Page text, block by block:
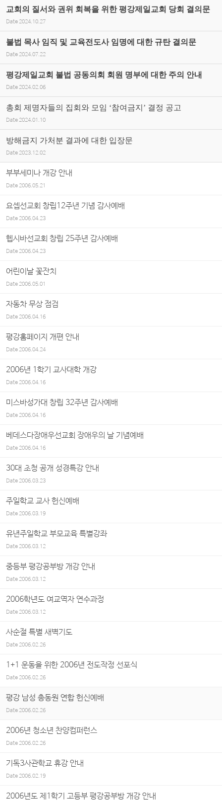
교회의 질서와 권위 회복을 위한 평강제일교회 당회 결의문
Date 2024.10.27
불법 목사 임직 및 교육전도사 임명에 대한 규탄 결의문
Date 2024.07.22
평강제일교회 불법 공동의회 회원 명부에 대한 주의 안내
Date 2024.02.06
총회 제명자들의 집회와 모임 ‘참여금지’ 결정 공고
Date 2024.01.10
방해금지 가처분 결과에 대한 입장문
Date 2023.12.02
부부세미나 개강 안내
Date2006.05.21
요셉선교회 창립12주년 기념 감사예배
Date2006.04.23
헵시바선교회 창립 25주년 감사예배
Date2006.04.23
어린이날 꽃잔치
Date2006.05.01
자동차 무상 점검
Date2006.04.16
평강홈페이지 개편 안내
Date2006.04.24
2006년 1학기 교사대학 개강
Date2006.04.16
미스바성가대 창립 32주년 감사예배
Date2006.04.16
베데스다장애우선교회 장애우의 날 기념예배
Date2006.04.16
30대 초청 공개 성경특강 안내
Date2006.03.23
주일학교 교사 헌신예배
Date2006.03.19
유년주일학교 부모교육 특별강좌
Date2006.03.12
중등부 평강공부방 개강 안내
Date2006.03.12
2006학년도 여교역자 연수과정
Date2006.03.12
사순절 특별 새벽기도
Date2006.02.26
1+1 운동을 위한 2006년 전도작정 선포식
Date2006.02.26
평강 남성 총동원 연합 헌신예배
Date 2006.02.26
2006년 청소년 찬양컴퍼런스
Date2006.02.26
기독3사관학교 휴강 안내
Date2006.02.19
2006년도 제1학기 고등부 평강공부방 개강 안내